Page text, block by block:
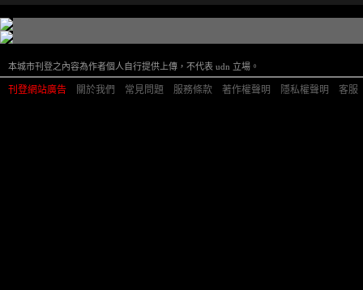
本城市刊登之內容為作者個人自行提供上傳，不代表 udn 立場。
刊登網站廣告 關於我們 常見問題 服務條款 著作權聲明 隱私權聲明 客服